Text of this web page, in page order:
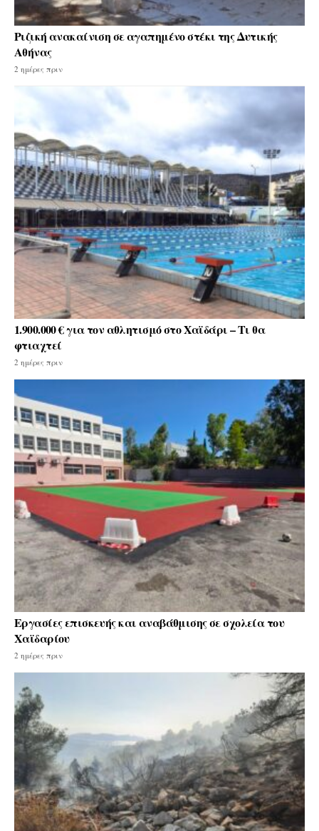
Ριζική ανακαίνιση σε αγαπημένο στέκι της Δυτικής
Αθήνας
2 ημέρες πριν
1.900.000 € για τον αθλητισμό στο Χαϊδάρι – Τι θα
φτιαχτεί
2 ημέρες πριν
Εργασίες επισκευής και αναβάθμισης σε σχολεία του
Χαϊδαρίου
2 ημέρες πριν